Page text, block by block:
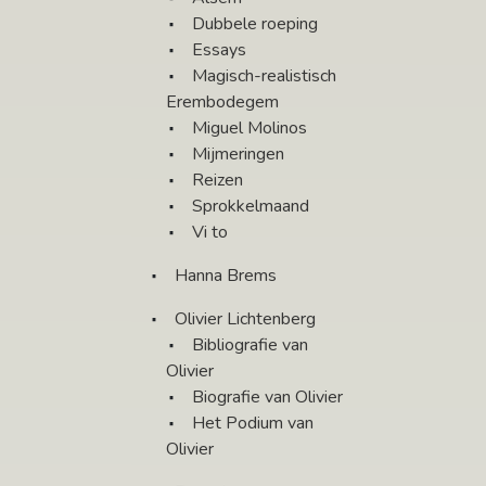
Dubbele roeping
Essays
Magisch-realistisch
Erembodegem
Miguel Molinos
Mijmeringen
Reizen
Sprokkelmaand
Vi to
Hanna Brems
Olivier Lichtenberg
Bibliografie van
Olivier
Biografie van Olivier
Het Podium van
Olivier